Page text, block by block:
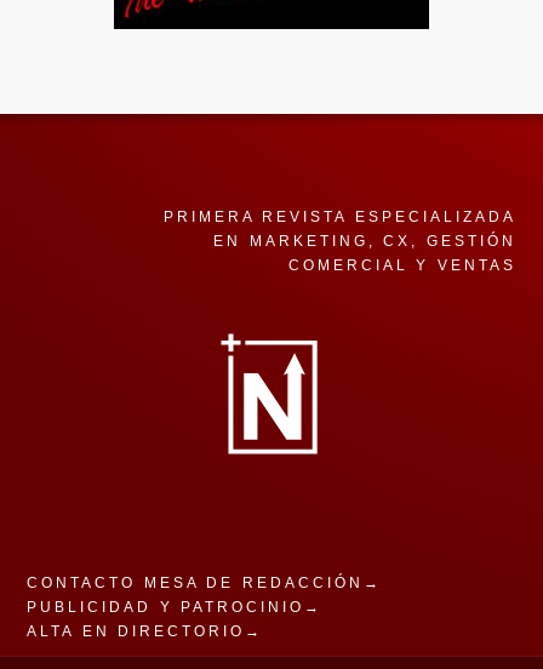
PRIMERA REVISTA ESPECIALIZADA
EN MARKETING, CX, GESTIÓN
COMERCIAL Y VENTAS
CONTACTO MESA DE REDACCIÓN→
PUBLICIDAD Y PATROCINIO→
ALTA EN DIRECTORIO→